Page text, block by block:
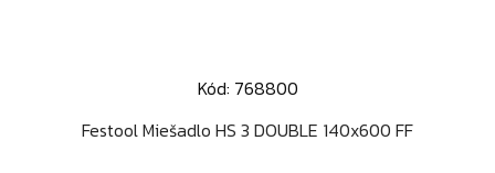
Kód: 768800
Festool Miešadlo HS 3 DOUBLE 140x600 FF